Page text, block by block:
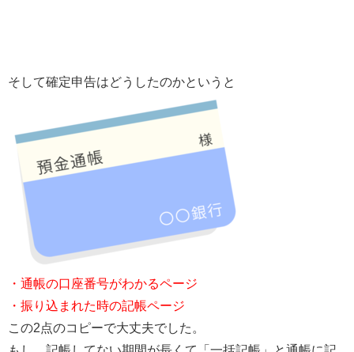
そして確定申告はどうしたのかというと
・通帳の口座番号がわかるページ
・振り込まれた時の記帳ページ
この2点のコピーで大丈夫でした。